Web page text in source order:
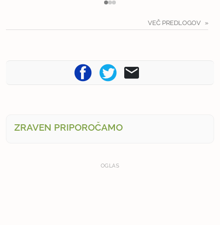
VEČ PREDLOGOV
ZRAVEN PRIPOROČAMO
OGLAS